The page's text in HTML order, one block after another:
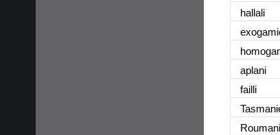
hallali
aplani
failli